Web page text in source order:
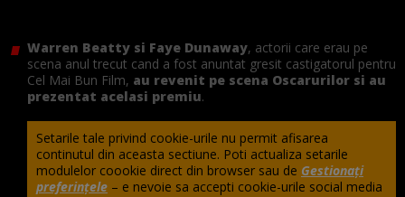
Warren Beatty si Faye Dunaway, actorii care erau pe
scena anul trecut cand a fost anuntat gresit castigatorul pentru
Cel Mai Bun Film, au revenit pe scena Oscarurilor si au
prezentat acelasi premiu.
Setarile tale privind cookie-urile nu permit afisarea
continutul din aceasta sectiune. Poti actualiza setarile
modulelor coookie direct din browser sau de Gestionați
preferințele – e nevoie sa accepti cookie-urile social media